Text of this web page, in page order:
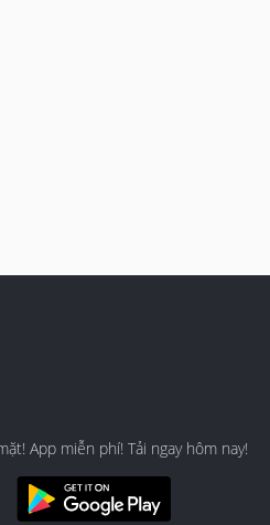
App miễn phí! Tải ngay hôm nay!